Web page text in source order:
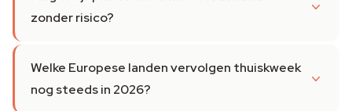
zonder risico?
Welke Europese landen vervolgen thuiskweek
nog steeds in 2026?